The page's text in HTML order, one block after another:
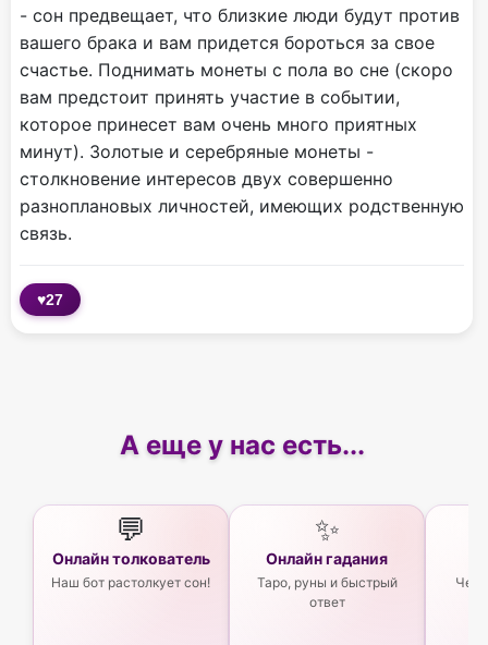
- сон предвещает, что близкие люди будут против
вашего брака и вам придется бороться за свое
счастье. Поднимать монеты с пола во сне (скоро
вам предстоит принять участие в событии,
которое принесет вам очень много приятных
минут). Золотые и серебряные монеты -
столкновение интересов двух совершенно
разноплановых личностей, имеющих родственную
связь.
♥27
А еще у нас есть...
💬
Онлайн толкователь
Наш бот растолкует сон!
✨
Онлайн гадания
Таро, руны и быстрый
ответ